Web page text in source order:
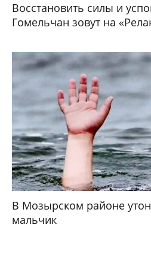
Восстановить силы и
Гомельчан зовут на
В Мозырском районе
мальчик